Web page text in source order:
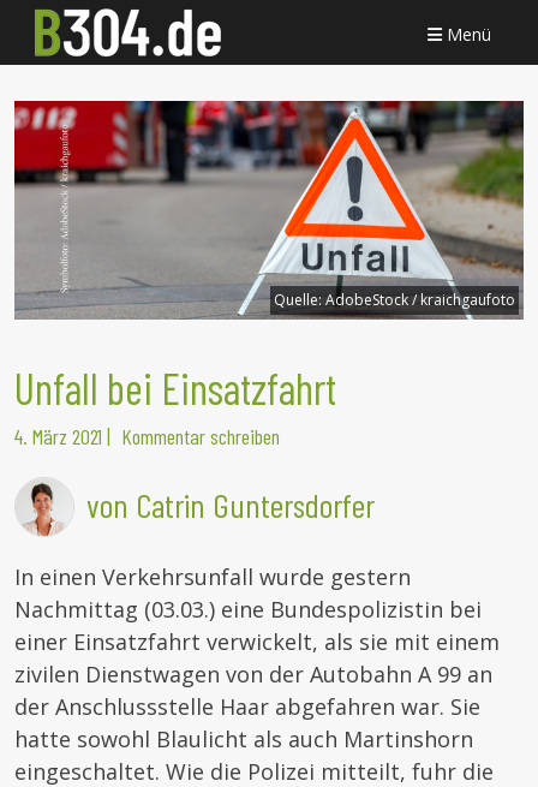
Menü
Quelle: AdobeStock / kraichgaufoto
Unfall bei Einsatzfahrt
4. März 2021 | Kommentar schreiben
von Catrin Guntersdorfer
In einen Verkehrsunfall wurde gestern
Nachmittag (03.03.) eine Bundespolizistin bei
einer Einsatzfahrt verwickelt, als sie mit einem
zivilen Dienstwagen von der Autobahn A 99 an
der Anschlussstelle Haar abgefahren war. Sie
hatte sowohl Blaulicht als auch Martinshorn
eingeschaltet. Wie die Polizei mitteilt, fuhr die